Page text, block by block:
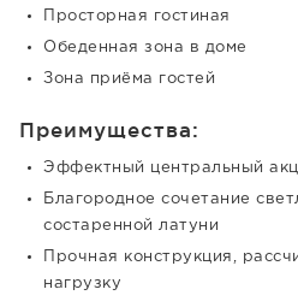
Просторная гостиная
Обеденная зона в доме
Зона приёма гостей
Преимущества:
Эффектный центральный
Благородное сочетание
состаренной латуни
Прочная конструкция,
нагрузку